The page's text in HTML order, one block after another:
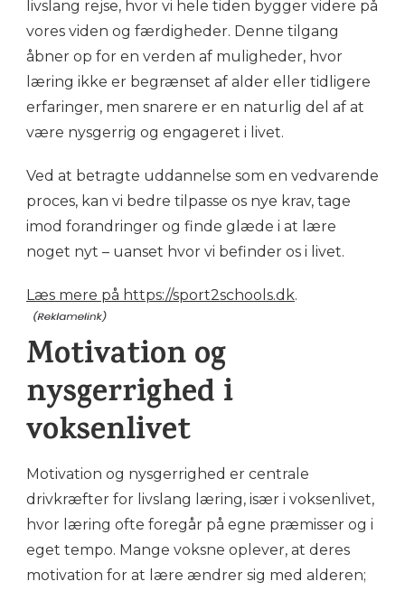
livslang rejse, hvor vi hele tiden bygger videre på
vores viden og færdigheder. Denne tilgang
åbner op for en verden af muligheder, hvor
læring ikke er begrænset af alder eller tidligere
erfaringer, men snarere er en naturlig del af at
være nysgerrig og engageret i livet.
Ved at betragte uddannelse som en vedvarende
proces, kan vi bedre tilpasse os nye krav, tage
imod forandringer og finde glæde i at lære
noget nyt – uanset hvor vi befinder os i livet.
Læs mere på https://sport2schools.dk.
Motivation og
nysgerrighed i
voksenlivet
Motivation og nysgerrighed er centrale
drivkræfter for livslang læring, især i voksenlivet,
hvor læring ofte foregår på egne præmisser og i
eget tempo. Mange voksne oplever, at deres
motivation for at lære ændrer sig med alderen;